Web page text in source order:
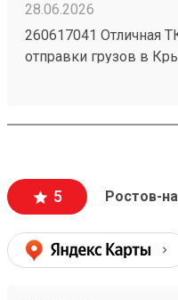
28.06.2026
260617041 Отличная
отправки грузов в
отправления
5 Ростов-